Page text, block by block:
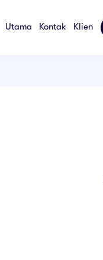
Utama Kontak Klien